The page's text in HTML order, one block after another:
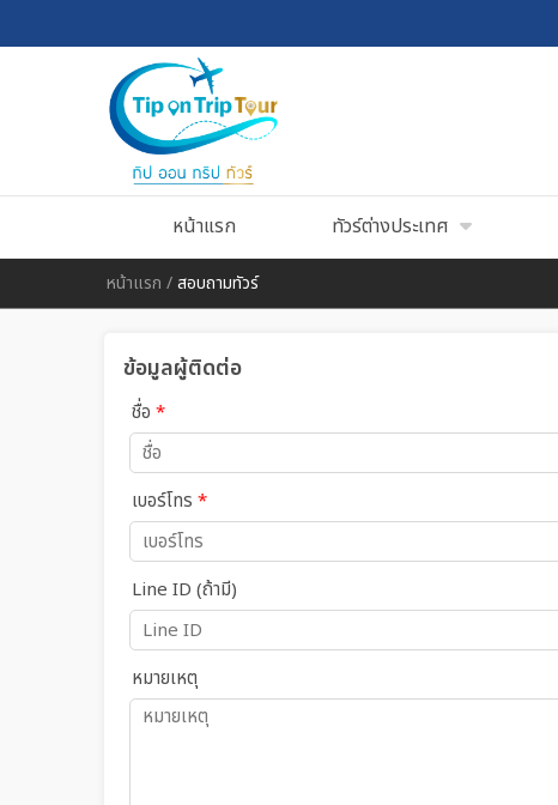
หน้าแรก ทัวร์ต่างประเทศ
หน้าแรก /สอบถามทัวร์
ข้อมูลผู้ติดต่อ
ชื่อ *
เบอร์โทร *
Line ID (ถ้ามี)
หมายเหตุ